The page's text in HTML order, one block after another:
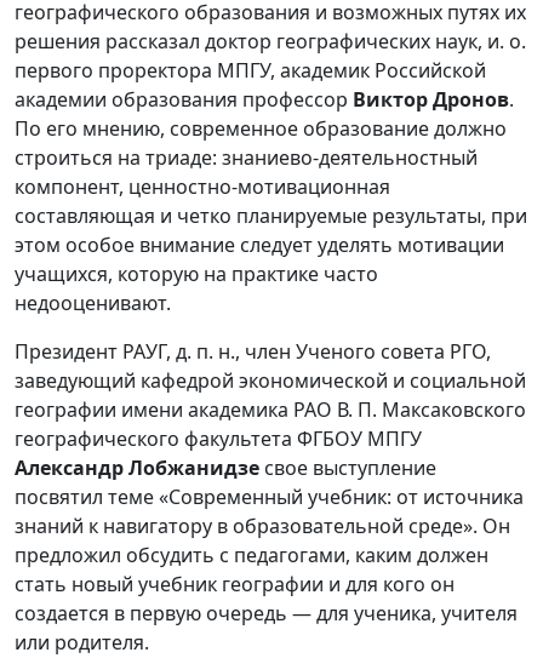
географического образования и возможных путях их
решения рассказал доктор географических наук, и. о.
первого проректора МПГУ, академик Российской
академии образования профессор Виктор Дронов.
По его мнению, современное образование должно
строиться на триаде: знаниево-деятельностный
компонент, ценностно-мотивационная
составляющая и четко планируемые результаты, при
этом особое внимание следует уделять мотивации
учащихся, которую на практике часто
недооценивают.
Президент РАУГ, д. п. н., член Ученого совета РГО,
заведующий кафедрой экономической и социальной
географии имени академика РАО В. П. Максаковского
географического факультета ФГБОУ МПГУ
Александр Лобжанидзе свое выступление
посвятил теме «Современный учебник: от источника
знаний к навигатору в образовательной среде». Он
предложил обсудить с педагогами, каким должен
стать новый учебник географии и для кого он
создается в первую очередь — для ученика, учителя
или родителя.